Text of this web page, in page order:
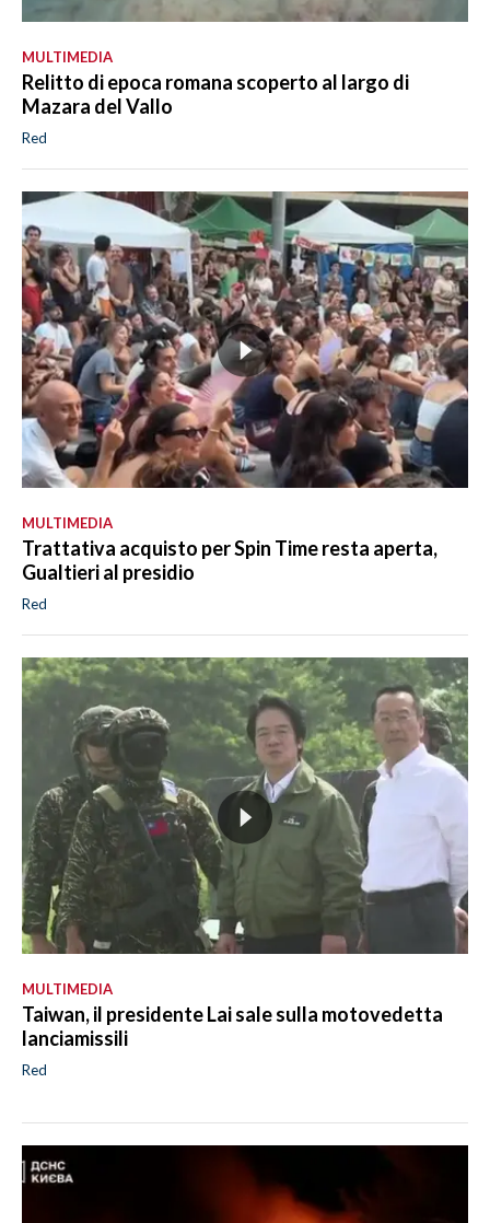
MULTIMEDIA
Relitto di epoca romana scoperto al largo di
Mazara del Vallo
Red
MULTIMEDIA
Trattativa acquisto per Spin Time resta aperta,
Gualtieri al presidio
Red
MULTIMEDIA
Taiwan, il presidente Lai sale sulla motovedetta
lanciamissili
Red